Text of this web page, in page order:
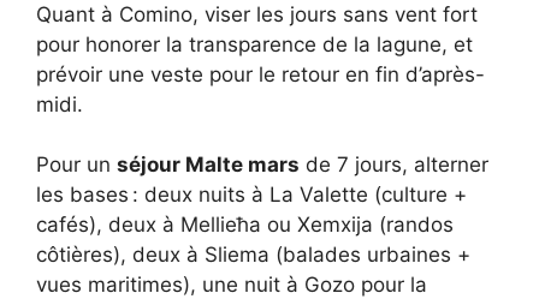
Quant à Comino, viser les jours sans vent fort
pour honorer la transparence de la lagune, et
prévoir une veste pour le retour en fin d’après-
midi.
Pour un séjour Malte mars de 7 jours, alterner
les bases : deux nuits à La Valette (culture +
cafés), deux à Mellieħa ou Xemxija (randos
côtières), deux à Sliema (balades urbaines +
vues maritimes), une nuit à Gozo pour la